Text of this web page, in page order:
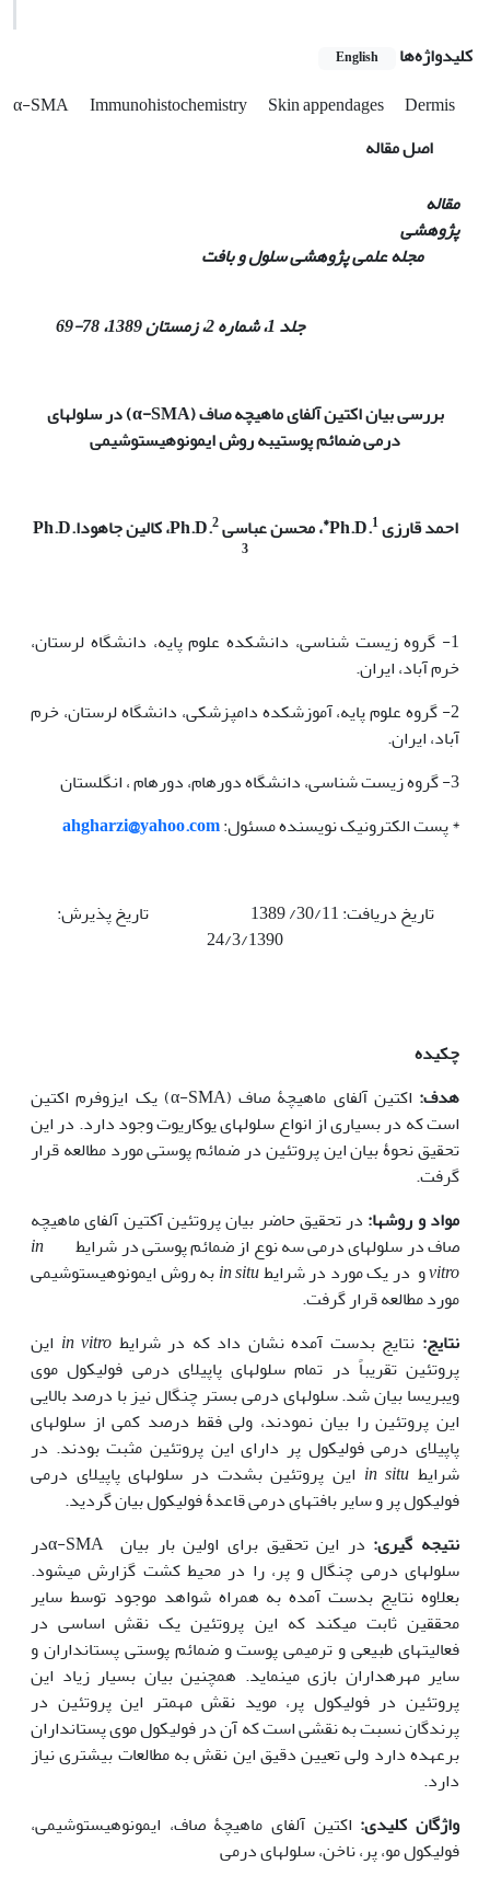
کلیدواژه‌ها English
α-SMA Immunohistochemistry Skin appendages
Dermis
اصل مقاله
مقاله
پژوهشی
مجله علمی پژوهشی سلول و بافت
جلد 1، شماره 2، زمستان 1389، 78
-
69
بررسی بیان اکتین آلفای ماهیچه صاف (α-SMA) در سلولهای
درمی ضمائم پوستیبه روش ایمونوهیستوشیمی
احمد قارزی Ph.D.1* ، محسن عباسی Ph.D.2 ، کالین جاهودا Ph.D.
3
1- گروه زیست شناسی، دانشکده علوم پایه، دانشگاه لرستان،
خرم آباد، ایران.
2- گروه علوم پایه، آموزشکده دامپزشکی، دانشگاه لرستان، خرم
آباد، ایران.
3- گروه زیست شناسی، دانشگاه دورهام، دورهام ، انگلستان
* پست الکترونیک نویسنده مسئول:ahgharzi@yahoo.com
تاریخ دریافت: 30/11/ 1389 تاریخ پذیرش:
24/3/1390
چکیده
هدف:
اکتین آلفای ماهیچۀ صاف (α-SMA) یک ایزوفرم اکتین
است که در بسیاری از انواع سلولهای یوکاریوت وجود دارد. در این
تحقیق نحوۀ بیان این پروتئین در ضمائم پوستی مورد مطالعه قرار
گرفت.
مواد و روش‏ها: در تحقیق حاضر بیان پروتئین آکتین آلفای ماهیچه
صاف در سلولهای درمی سه نوع از ضمائم پوستی در شرایط in
vitroو در یک مورد در شرایطin situبه روش ایمونوهیستوشیمی
مورد مطالعه قرار گرفت.
نتایج: نتایج بدست آمده نشان داد که در شرایط in vitro این
پروتئین تقریباً در تمام سلولهای پاپیلای درمی فولیکول موی
ویبریسا بیان شد. سلولهای درمی بستر چنگال نیز با درصد بالایی
این پروتئین را بیان نمودند، ولی فقط درصد کمی از سلولهای
پاپیلای درمی فولیکول پر دارای این پروتئین مثبت بودند. در
شرایط in situ این پروتئین بشدت در سلولهای پاپیلای درمی
فولیکول پر و سایر بافتهای درمی قاعدۀ فولیکول بیان گردید.
نتیجه گیری:
در این تحقیق برای اولین بار بیان α-SMAدر
سلولهای درمی چنگال و پر، را در محیط کشت گزارش می‏شود.
بعلاوه نتایج بدست آمده به همراه شواهد موجود توسط سایر
محققین ثابت می‏کند که این پروتئین یک نقش اساسی در
فعالیتهای طبیعی و ترمیمی پوست و ضمائم پوستی پستانداران و
سایر مهره‏داران بازی می‏نماید. همچنین بیان بسیار زیاد این
پروتئین در فولیکول پر، موید نقش مهمتر این پروتئین در
پرندگان نسبت به نقشی است که آن در فولیکول موی پستانداران
برعهده دارد ولی تعیین دقیق این نقش به مطالعات بیشتری نیاز
دارد.
واژگان کلیدی: اکتین آلفای ماهیچۀ صاف، ایمونوهیستوشیمی،
فولیکول مو، پر، ناخن، سلولهای درمی